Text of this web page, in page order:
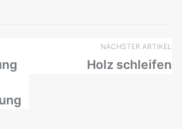
NÄCHSTER ARTIKEL
Holz schleifen